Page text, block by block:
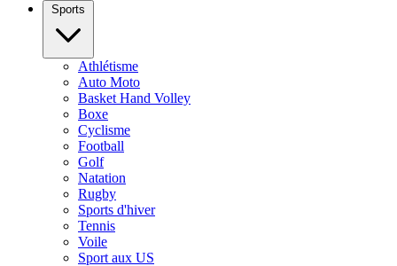
Sports
Athlétisme
Auto Moto
Basket Hand Volley
Boxe
Cyclisme
Football
Golf
Natation
Rugby
Sports d'hiver
Tennis
Voile
Sport aux US